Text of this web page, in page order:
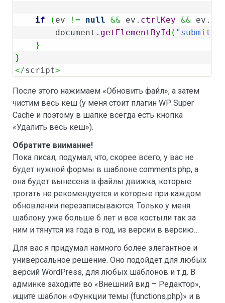
if ( ev != null && ev. ctrlKey && ev.
        document.
getElementById ( "submit"
}
}
</script>
После этого нажимаем «Обновить файл», а затем
чистим весь кеш (у меня стоит плагин WP Super
Cache и поэтому в шапке всегда есть кнопка
«Удалить весь кеш»).
Обратите внимание!
Пока писал, подумал, что, скорее всего, у вас не
будет нужной формы в шаблоне comments.php, а
она будет вынесена в файлы движка, которые
трогать не рекомендуется и которые при каждом
обновлении перезаписываются. Только у меня
шаблону уже больше 6 лет и все костыли так за
ним и тянутся из года в год, из версии в версию…
Для вас я придумал намного более элегантное и
универсальное решение. Оно подойдет для любых
версий WordPress, для любых шаблонов и т.д. В
админке заходите во «Внешний вид – Редактор»,
ищите шаблон «Функции темы (functions.php)» и в